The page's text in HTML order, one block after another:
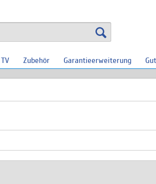
Zubehör Garantieerweiterung